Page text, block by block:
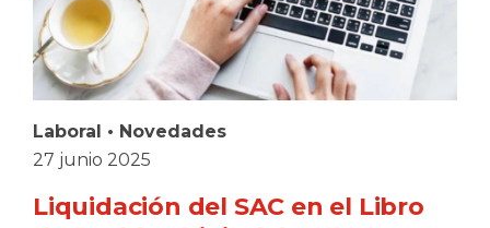
Laboral • Novedades
27 junio 2025
Liquidación del SAC en el Libro